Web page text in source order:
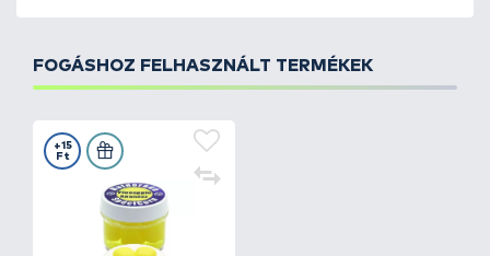
FOGÁSHOZ FELHASZNÁLT TERMÉKEK
+15
Ft